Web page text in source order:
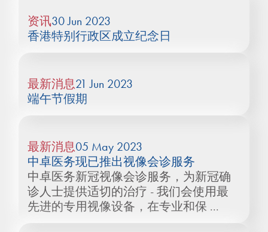
资讯30 Jun 2023
香港特别行政区成立纪念日
最新消息21 Jun 2023
端午节假期
最新消息05 May 2023
中卓医务现已推出视像会诊服务
中卓医务新冠视像会诊服务，为新冠确
诊人士提供适切的治疗 - 我们会使用最
先进的专用视像设备，在专业和保 ...